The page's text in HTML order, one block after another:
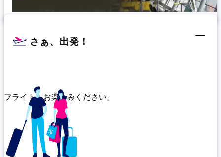
さぁ、出発！
フライトをお楽しみください。